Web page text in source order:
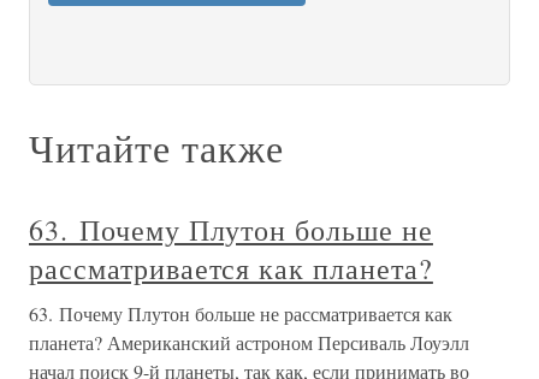
Читайте также
63. Почему Плутон больше не
рассматривается как планета?
63. Почему Плутон больше не рассматривается как
планета? Американский астроном Персиваль Лоуэлл
начал поиск 9-й планеты, так как, если принимать во